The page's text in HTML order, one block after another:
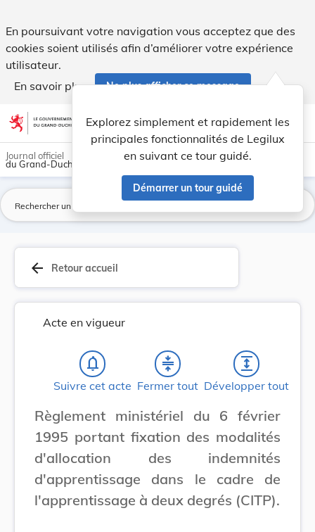
En poursuivant votre navigation vous acceptez que des
cookies soient utilisés afin d’améliorer votre expérience
utilisateur.
En savoir plus
Ne plus afficher ce message
Aller au contenu account_circle help Aide
Explorez simplement et rapidement les
principales fonctionnalités de Legilux
en suivant ce tour guidé.
Démarrer un tour guidé
light_mode dark_mode
Journal officiel
du Grand-Duché de Luxembourg
arrow_back Retour accueil
Acte en vigueur
notifications_none
Suivre cet acte
compress
Fermer tout
expand
Développer tout
Règlement ministériel du 6 février
1995 portant fixation des modalités
d'allocation des indemnités
d'apprentissage dans le cadre de
l'apprentissage à deux degrés (CITP).